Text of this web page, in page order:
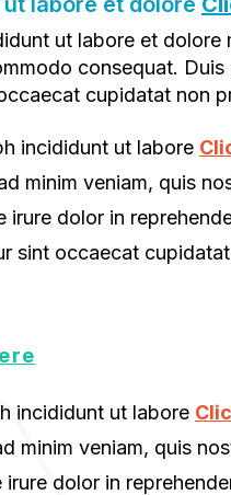
consequat.
cupidatat non
incididunt ut labore
minim veniam, quis
irure dolor in
sint occaecat
incididunt ut labore
minim veniam, quis
irure dolor in